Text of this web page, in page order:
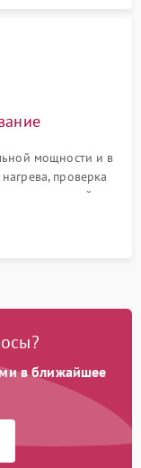
мощности и в
проверка
заданной
тока.
в ближайшее